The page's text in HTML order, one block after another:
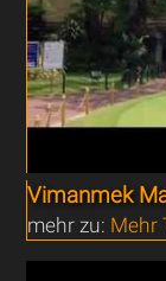
Vimanmek
mehr zu: Mehr